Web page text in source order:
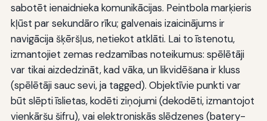
sabotēt ienaidnieka komunikācijas. Peintbola marķieris
kļūst par sekundāro rīku; galvenais izaicinājums ir
navigācija šķēršļus, netiekot atklāti. Lai to īstenotu,
izmantojiet zemas redzamības noteikumus: spēlētāji
var tikai aizdedzināt, kad vāka, un likvidēšana ir kluss
(spēlētāji sauc sevi, ja tagged). Objektīvie punkti var
būt slēpti īslietas, kodēti ziņojumi (dekodēti, izmantojot
vienkāršu šifru), vai elektroniskās slēdzenes (batery-